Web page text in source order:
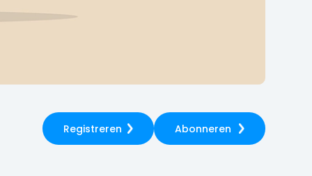
Registreren Abonneren